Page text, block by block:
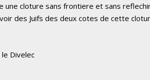
une cloture sans frontiere et sans
des Juifs des deux cotes de cette
Divelec